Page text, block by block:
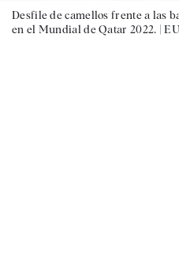
Desfile de camellos frente a las
en el Mundial de Qatar 2022. |